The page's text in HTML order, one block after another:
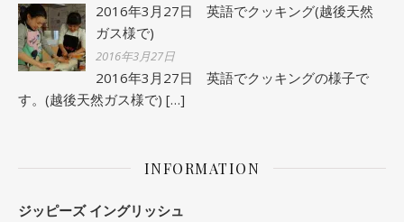
2016年3月27日 英語でクッキング(越後天然
ガス様で)
2016年3月27日
2016年3月27日 英語でクッキングの様子で
す。(越後天然ガス様で) […]
INFORMATION
ジッピーズ イングリッシュ